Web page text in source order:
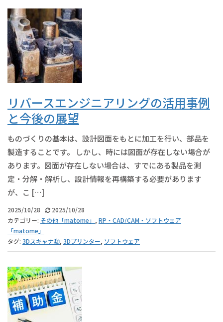
リバースエンジニアリングの活用事例
と今後の展望
ものづくりの基本は、設計図面をもとに加工を行い、部品を
製造することです。 しかし、時には図面が存在しない場合が
あります。図面が存在しない場合は、すでにある製品を測
定・分解・解析し、設計情報を再構築する必要があります
が、こ […]
2025/10/28
2025/10/28
カテゴリー: その他「matome」 , RP・CAD/CAM・ソフトウェア
「matome」
タグ: 3Dスキャナ類, 3Dプリンター, ソフトウェア